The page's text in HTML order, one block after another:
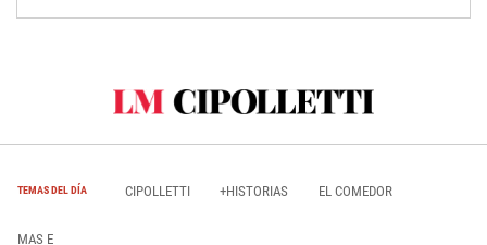
TEMAS DEL DÍA CIPOLLETTI +HISTORIAS EL COMEDOR
MAS E